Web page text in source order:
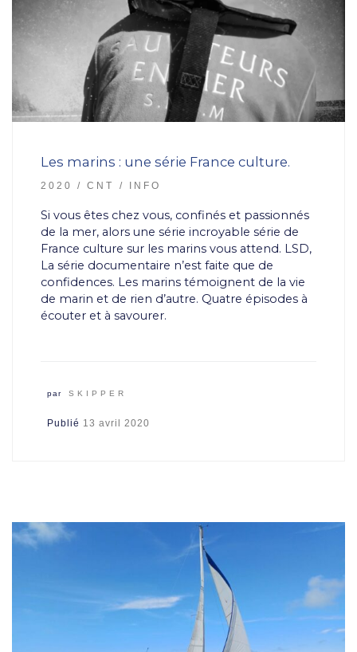
Les marins : une série France culture.
2020 CNT INFO
Si vous êtes chez vous, confinés et passionnés
de la mer, alors une série incroyable série de
France culture sur les marins vous attend. LSD,
La série documentaire n’est faite que de
confidences. Les marins témoignent de la vie
de marin et de rien d’autre. Quatre épisodes à
écouter et à savourer.
par SKIPPER
Publié 13 avril 2020